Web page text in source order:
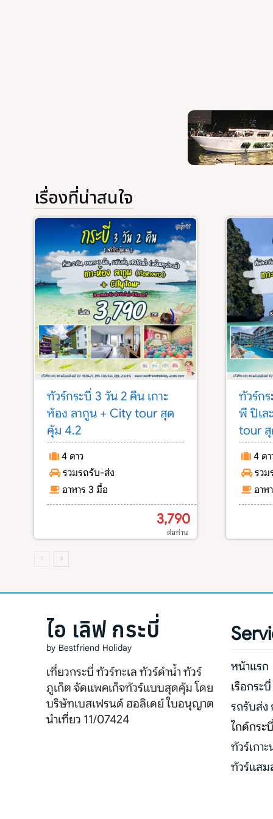
บริกา
ภาพป
เรื่องที่น่าสนใจ
ทัวร์กระบี่ 3 วัน 2 คืน เกาะ
ห้อง ลากูน + City tour สุด
คุ้ม 4.2
4 ดาว
รวมรถรับ-ส่ง
อาหาร 3 มื้อ
3,790
ต่อท่าน
ทัวร์ก
พี ปิเล
tour สุ
4 ดา
รวม
อาห
ไอ เลิฟ กระบี่
by Bestfriend Holiday
เที่ยวกระบี่ ทัวร์ทะเล ทัวร์ดำน้ำ ทัวร์
ภูเก็ต จัดแพคเก็จทัวร์แบบสุดคุ้ม โดย
บริษัทเบสเฟรนด์ ฮอลิเดย์ ใบอนุญาต
นำเที่ยว 11/07424
หน้าแรก
เรือกระบี่
รถรับส่ง
ไกด์กระบี่
ทัวร์เกา
ทัวร์แสม